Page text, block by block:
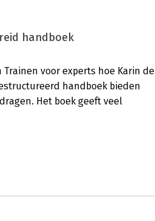
handboek
voor experts hoe Karin de
handboek bieden
Het boek geeft veel